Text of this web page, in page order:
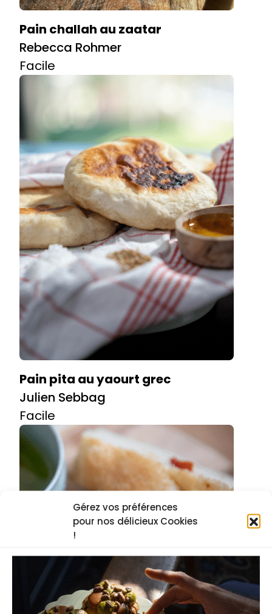
Gérez vos préférences
pour nos délicieux Cookies
!
Pain challah au zaatar
Rebecca Rohmer
Facile
Pain pita au yaourt grec
Julien Sebbag
Facile